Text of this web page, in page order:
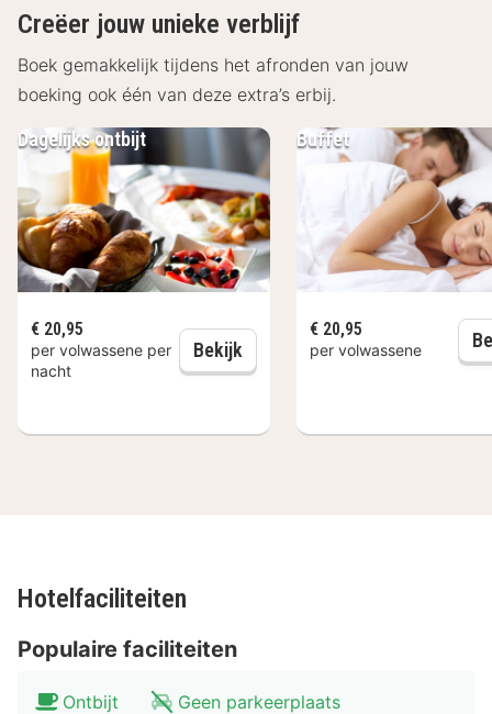
grachten en leer de stad vanaf het water kennen. Ga
van de vele musea die de stad rijk is. Of neem een
kijkje bij dierentuin Artis, de oudste dierentuin van
Nederland.
Creëer jouw unieke verblijf
Boek gemakkelijk tijdens het afronden van jouw
boeking ook één van deze extra’s erbij.
Buffet
€ 20,95
per volwassene
Dagelijks ontbijt
€ 20,95
per volwassene per
nacht
Bekijk Dagelijks ontbijt
Hotelfaciliteiten
Populaire faciliteiten
Ontbijt
Geen parkeerplaats